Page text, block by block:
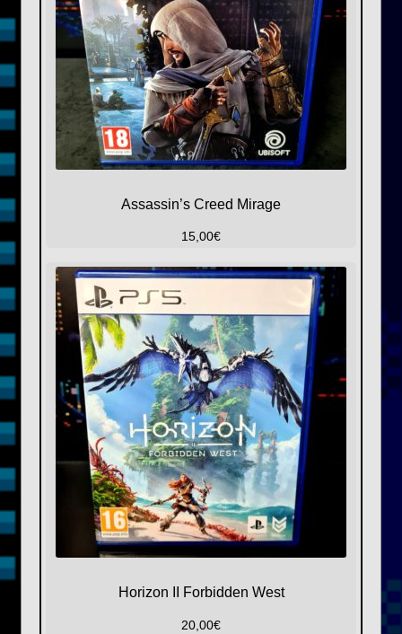
Assassin’s Creed Mirage
15,00€
Horizon II Forbidden West
20,00€